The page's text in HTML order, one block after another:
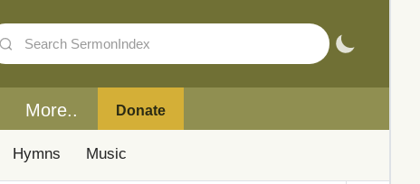
More.. Donate
Hymns Music